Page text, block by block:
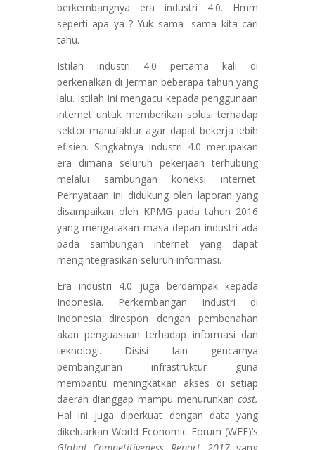
berkembangnya era industri 4.0. Hmm
seperti apa ya ? Yuk sama- sama kita cari
tahu.
Istilah industri 4.0 pertama kali di
perkenalkan di Jerman beberapa tahun yang
lalu. Istilah ini mengacu kepada penggunaan
internet untuk memberikan solusi terhadap
sektor manufaktur agar dapat bekerja lebih
efisien. Singkatnya industri 4.0 merupakan
era dimana seluruh pekerjaan terhubung
melalui sambungan koneksi internet.
Pernyataan ini didukung oleh laporan yang
disampaikan oleh KPMG pada tahun 2016
yang mengatakan masa depan industri ada
pada sambungan internet yang dapat
mengintegrasikan seluruh informasi.
Era industri 4.0 juga berdampak kepada
Indonesia. Perkembangan industri di
Indonesia direspon dengan pembenahan
akan penguasaan terhadap informasi dan
teknologi. Disisi lain gencarnya
pembangunan infrastruktur guna
membantu meningkatkan akses di setiap
daerah dianggap mampu menurunkancost.
Hal ini juga diperkuat dengan data yang
dikeluarkan World Economic Forum (WEF)’s